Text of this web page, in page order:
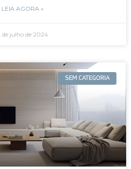
LEIA AGORA »
de julho de 2024
SEM CATEGORIA